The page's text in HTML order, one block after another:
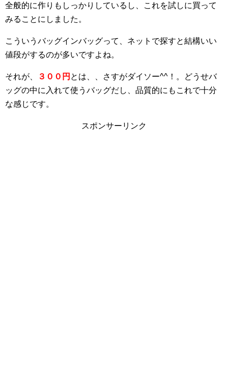
全般的に作りもしっかりしているし、これを試しに買って
みることにしました。
こういうバッグインバッグって、ネットで探すと結構いい
値段がするのが多いですよね。
それが、 ３００円 とは、、さすがダイソー^^！。どうせバ
ッグの中に入れて使うバッグだし、品質的にもこれで十分
な感じです。
スポンサーリンク